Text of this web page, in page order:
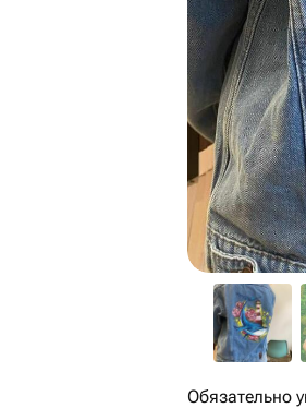
Обязательно